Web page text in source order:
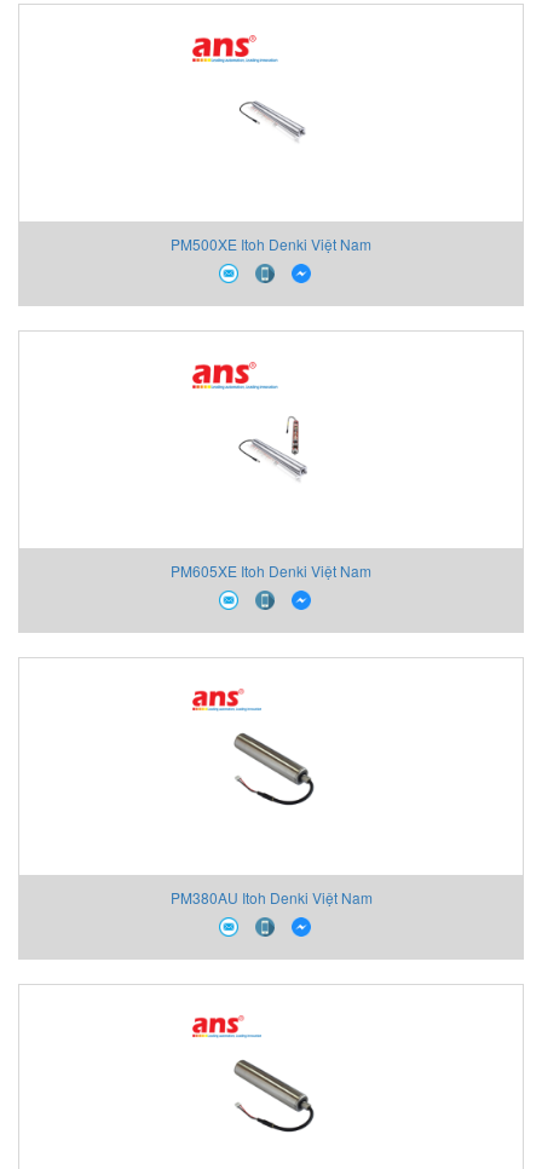
PM500XE Itoh Denki Việt Nam
PM605XE Itoh Denki Việt Nam
PM380AU Itoh Denki Việt Nam